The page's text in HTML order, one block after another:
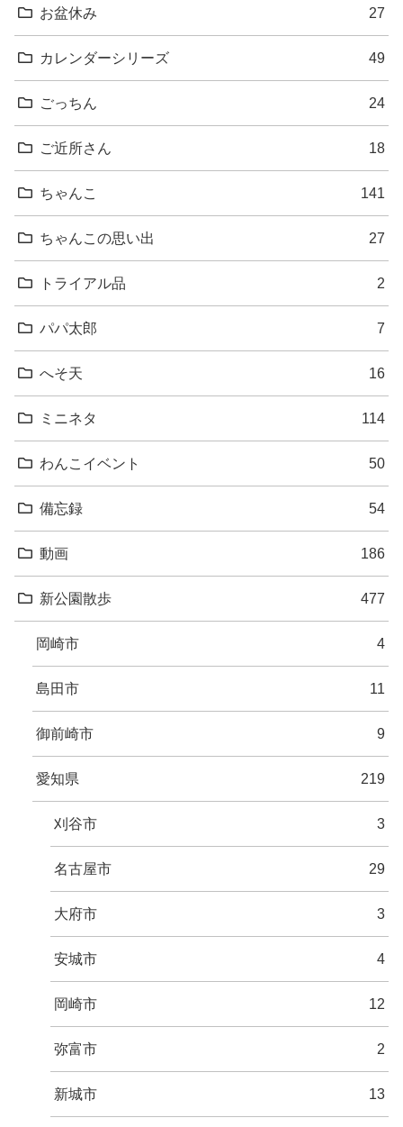
お盆休み 27
カレンダーシリーズ 49
ごっちん 24
ご近所さん 18
ちゃんこ 141
ちゃんこの思い出 27
トライアル品 2
パパ太郎 7
へそ天 16
ミニネタ 114
わんこイベント 50
備忘録 54
動画 186
新公園散歩 477
岡崎市 4
島田市 11
御前崎市 9
愛知県 219
刈谷市 3
名古屋市 29
大府市 3
安城市 4
岡崎市 12
弥富市 2
新城市 13